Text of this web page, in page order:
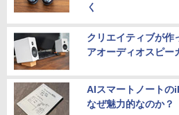
く
クリエイティブが作
アオーディオスピー
AIスマートノートの
なぜ魅力的なのか？